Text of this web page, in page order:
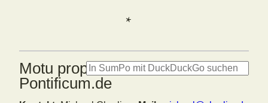
*
Motu proprio: Summorum
Pontificum.de